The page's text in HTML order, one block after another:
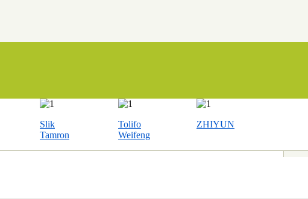
Slik
Tamron
Tolifo
Weifeng
ZHIYUN